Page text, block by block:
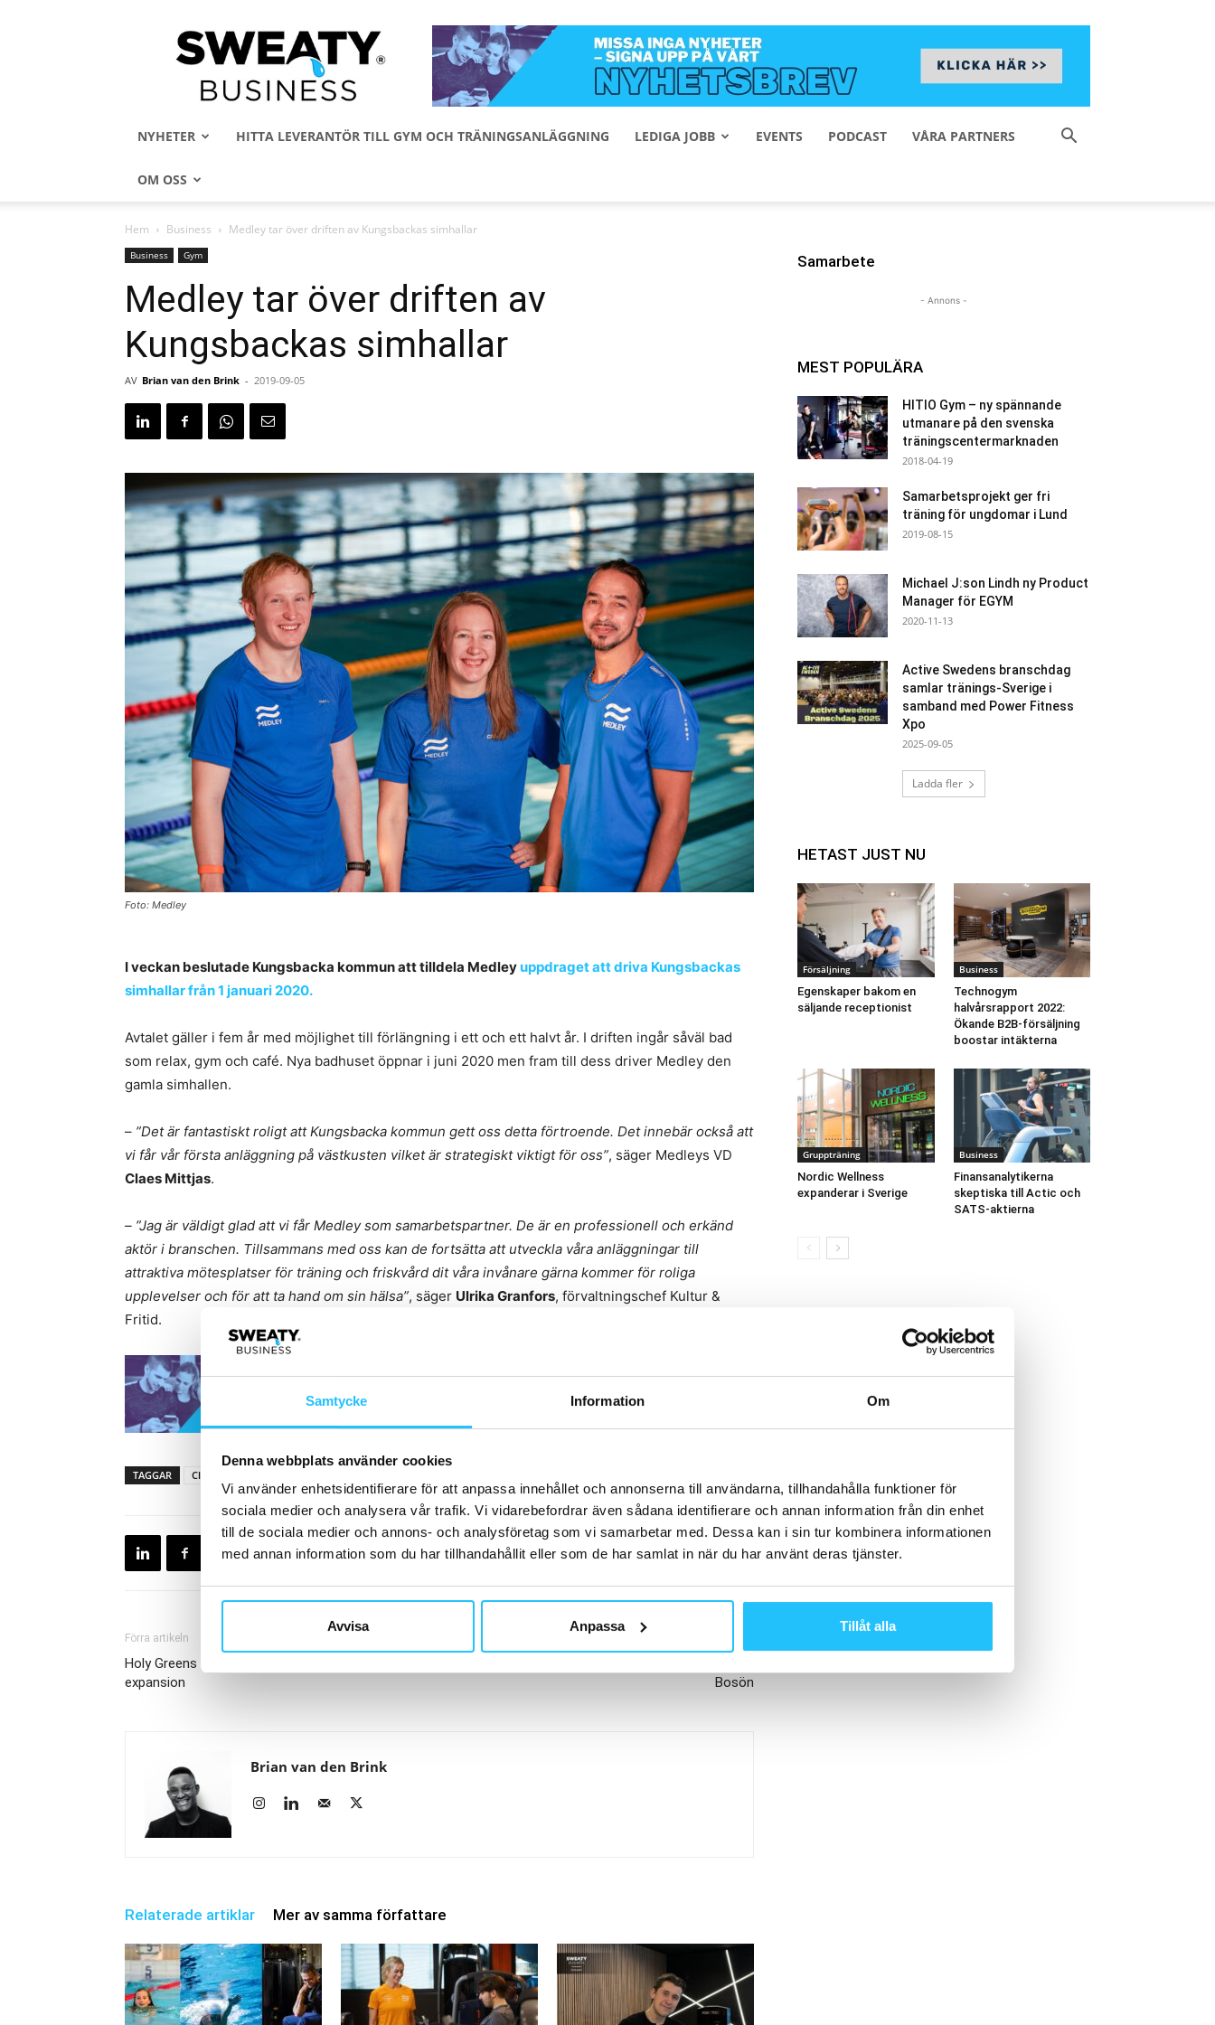
Samtycke Information Om
Denna webbplats använder cookies
Vi använder enhetsidentifierare för att anpassa innehållet och annonserna till användarna, tillhandahålla funktioner för
sociala medier och analysera vår trafik. Vi vidarebefordrar även sådana identifierare och annan information från din enhet
till de sociala medier och annons- och analysföretag som vi samarbetar med. Dessa kan i sin tur kombinera informationen
med annan information som du har tillhandahållit eller som de har samlat in när du har använt deras tjänster.
Avvisa Anpassa Tillåt alla
Sweaty
Business
NYHETER HITTA LEVERANTÖR TILL GYM OCH TRÄNINGSANLÄGGNING LEDIGA JOBB EVENTS PODCAST VÅRA PARTNERS
OM OSS
Hem Business Medley tar över driften av Kungsbackas simhallar
Business Gym
Medley tar över driften av
Kungsbackas simhallar
AV Brian van den Brink - 2019-09-05
Foto: Medley
I veckan beslutade Kungsbacka kommun att tilldela Medleyuppdraget att driva Kungsbackas
simhallar från 1 januari 2020.
Avtalet gäller i fem år med möjlighet till förlängning i ett och ett halvt år. I driften ingår såväl bad
som relax, gym och café. Nya badhuset öppnar i juni 2020 men fram till dess driver Medley den
gamla simhallen.
– ”Det är fantastiskt roligt att Kungsbacka kommun gett oss detta förtroende. Det innebär också att
vi får vår första anläggning på västkusten vilket är strategiskt viktigt för oss”, säger Medleys VD
Claes Mittjas.
– ”Jag är väldigt glad att vi får Medley som samarbetspartner. De är en professionell och erkänd
aktör i branschen. Tillsammans med oss kan de fortsätta att utveckla våra anläggningar till
attraktiva mötesplatser för träning och friskvård dit våra invånare gärna kommer för roliga
upplevelser och för att ta hand om sin hälsa”, säger Ulrika Granfors, förvaltningschef Kultur &
Fritid.
TAGGAR Claes Mittjas
Förra artikeln
Holy Greens tar in nytt kapital – siktar på kraftig
expansion
Bosön
Brian van den Brink
Relaterade artiklar Mer av samma författare
Samarbete
- Annons -
MEST POPULÄRA
HITIO Gym – ny spännande
utmanare på den svenska
träningscentermarknaden
2018-04-19
Samarbetsprojekt ger fri
träning för ungdomar i Lund
2019-08-15
Michael J:son Lindh ny Product
Manager för EGYM
2020-11-13
Active Swedens branschdag
samlar tränings-Sverige i
samband med Power Fitness
Xpo
2025-09-05
Ladda fler
HETAST JUST NU
Försäljning
Egenskaper bakom en
säljande receptionist
Business
Technogym
halvårsrapport 2022:
Ökande B2B-försäljning
boostar intäkterna
Gruppträning
Nordic Wellness
expanderar i Sverige
Business
Finansanalytikerna
skeptiska till Actic och
SATS-aktierna